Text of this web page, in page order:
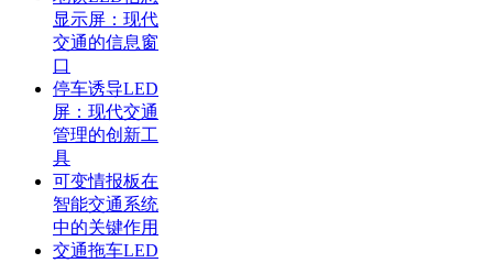
显示屏：现代
交通的信息窗
口
停车诱导LED
屏：现代交通
管理的创新工
具
可变情报板在
智能交通系统
中的关键作用
交通拖车LED